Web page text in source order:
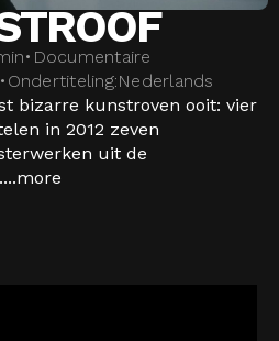
• Documentaire
• Ondertiteling:Nederlands
bizarre kunstroven ooit: vier
in 2012 zeven
uit de
more